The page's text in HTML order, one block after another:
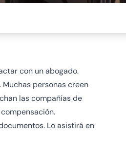
con un abogado.
personas creen
las compañías de
Lo asistirá en